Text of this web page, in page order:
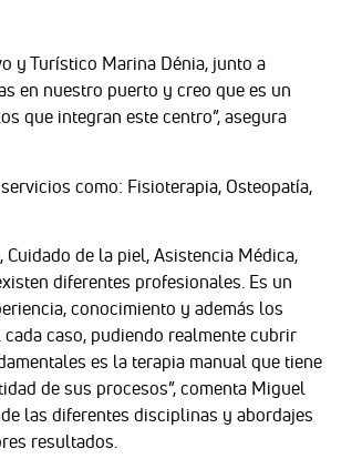
y Turístico Marina Dénia, junto a
en nuestro puerto y creo que es un
que integran este centro”, asegura
como: Fisioterapia, Osteopatía,
de la piel, Asistencia Médica,
diferentes profesionales. Es un
conocimiento y además los
caso, pudiendo realmente cubrir
es la terapia manual que tiene
de sus procesos”, comenta Miguel
las diferentes disciplinas y abordajes
resultados.